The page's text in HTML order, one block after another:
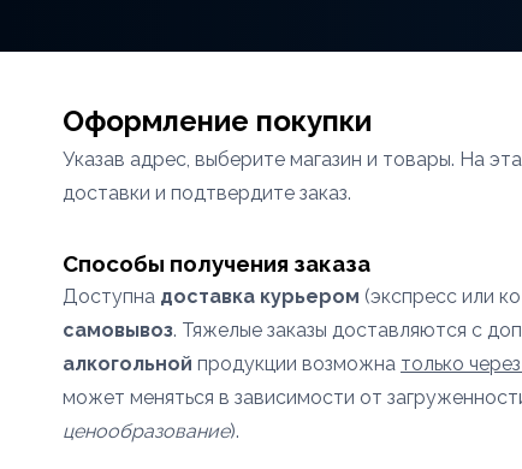
Оформление покупки
Указав адрес, выберите магазин и товары. На
доставки и подтвердите заказ.
Способы получения заказа
Доступна доставка курьером (экспресс или
самовывоз. Тяжелые заказы доставляются с
алкогольной продукции возможна только
может меняться в зависимости от
ценообразование).